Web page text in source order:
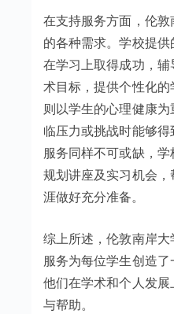
在支持服务方面，伦
的各种需求。学校提
在学习上取得成功，
术目标，提供个性化
则以学生的心理健康
临压力或挑战时能够
服务同样不可或缺，
规划讲座及实习机会
涯做好充分准备。
综上所述，伦敦南岸
服务为每位学生创造
他们在学术和个人发
与帮助。